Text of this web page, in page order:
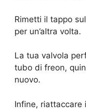
Rimetti il tappo
per un’altra volta.
La tua valvola
tubo di freon,
nuovo.
Infine, riattaccare